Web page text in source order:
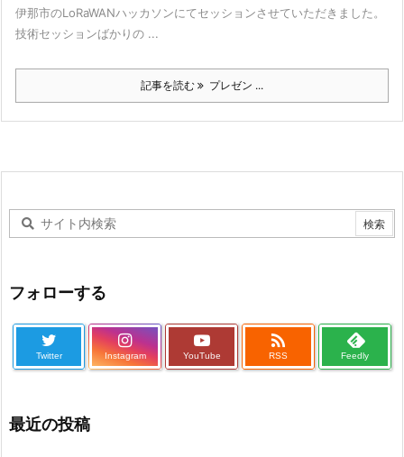
伊那市のLoRaWANハッカソンにてセッションさせていただきました。
技術セッションばかりの ...
記事を読む プレゼン ...
フォローする
Twitter Instagram YouTube

RSS Feedly
最近の投稿